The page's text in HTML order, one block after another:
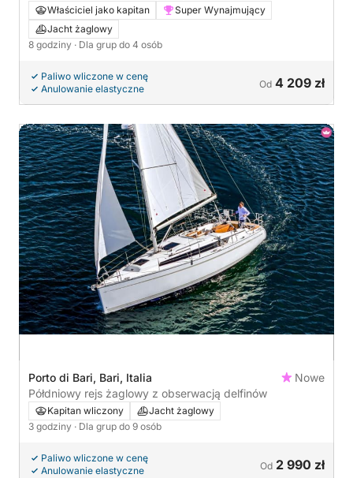
VelaWłaściciel jako kapitan
Super Wynajmujący
Jacht żaglowy
8 godziny · Dla grup do 4 osób
Paliwo wliczone w cenę
Anulowanie elastyczne
Od 4 209 zł
Porto di Bari, Bari, Italia
Nowe
Półdniowy rejs żaglowy z obserwacją delfinów
Kapitan wliczony
Jacht żaglowy
3 godziny · Dla grup do 9 osób
Paliwo wliczone w cenę
Anulowanie elastyczne
Od 2 990 zł